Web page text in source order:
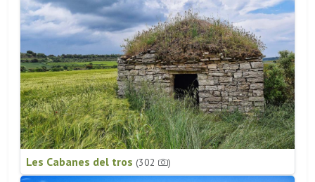
Les Cabanes del tros (302 )